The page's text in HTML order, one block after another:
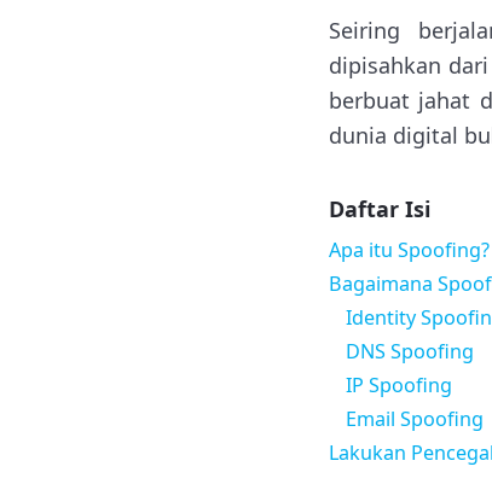
Seiring
dipisahkan
berbuat jahat
dunia digital
Daftar Isi
Apa itu Spoofing?
Bagaimana
Identity
DNS Spoofing
IP Spoofing
Email Spoofing
Lakukan